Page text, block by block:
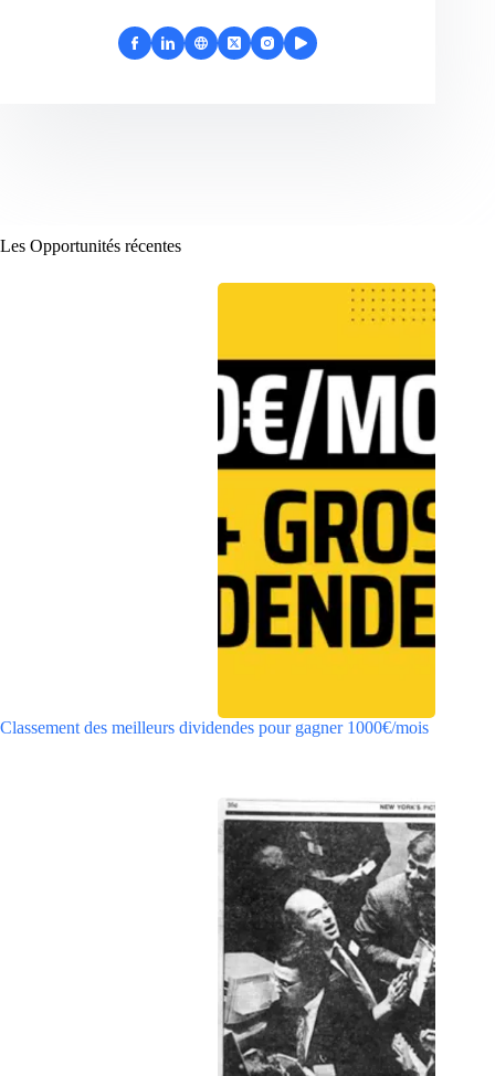
Les Opportunités récentes
Classement des meilleurs dividendes pour gagner 1000€/mois